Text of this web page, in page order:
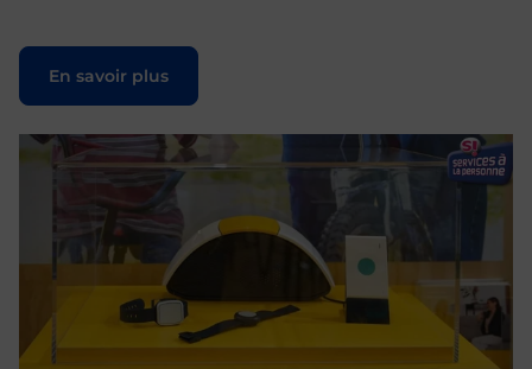
En savoir plus
Le lien s'ouvre dans un nouvel onglet